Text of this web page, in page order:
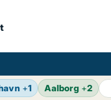
+1 Aalborg+2